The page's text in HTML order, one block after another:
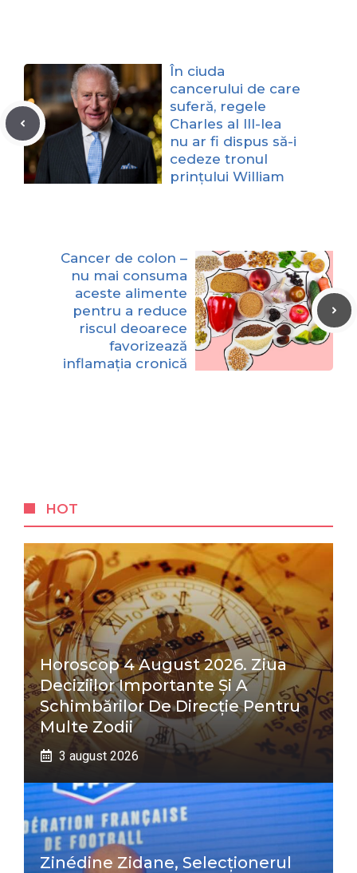
În ciuda
cancerului de care
suferă, regele
Charles al III-lea
nu ar fi dispus să-i
cedeze tronul
prințului William
Cancer de colon –
nu mai consuma
aceste alimente
pentru a reduce
riscul deoarece
favorizează
inflamația cronică
HOT
Horoscop 4 August 2026. Ziua
Deciziilor Importante Și A
Schimbărilor De Direcție Pentru
Multe Zodii
3 august 2026
Zinédine Zidane, Selecționerul